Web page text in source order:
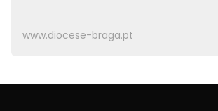
www.diocese-braga.pt